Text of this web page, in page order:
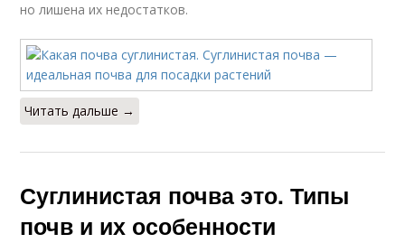
но лишена их недостатков.
Читать дальше →
Суглинистая почва это. Типы
почв и их особенности